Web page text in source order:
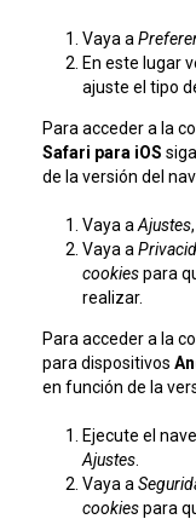
Vaya a
En este lugar
ajuste el tipo
Para acceder a la
Safari para iOS
de la versión del
Vaya a Ajustes
Vaya a
cookiespara
realizar.
Para acceder a la
para dispositivos
en función de la
Ejecute el
Ajustes.
Vaya a
cookiespara